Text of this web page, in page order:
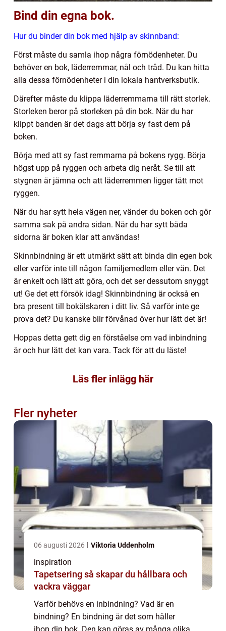
Bind din egna bok.
Hur du binder din bok med hjälp av skinnband:
Först måste du samla ihop några förnödenheter. Du
behöver en bok, läderremmar, nål och tråd. Du kan hitta
alla dessa förnödenheter i din lokala hantverksbutik.
Därefter måste du klippa läderremmarna till rätt storlek.
Storleken beror på storleken på din bok. När du har
klippt banden är det dags att börja sy fast dem på
boken.
Börja med att sy fast remmarna på bokens rygg. Börja
högst upp på ryggen och arbeta dig neråt. Se till att
stygnen är jämna och att läderremmen ligger tätt mot
ryggen.
När du har sytt hela vägen ner, vänder du boken och gör
samma sak på andra sidan. När du har sytt båda
sidorna är boken klar att användas!
Skinnbindning är ett utmärkt sätt att binda din egen bok
eller varför inte till någon familjemedlem eller vän. Det
är enkelt och lätt att göra, och det ser dessutom snyggt
ut! Ge det ett försök idag! Skinnbindning är också en
bra present till bokälskaren i ditt liv. Så varför inte ge
prova det? Du kanske blir förvånad över hur lätt det är!
Hoppas detta gett dig en förståelse om vad inbindning
är och hur lätt det kan vara. Tack för att du läste!
Läs fler inlägg här
Fler nyheter
06 augusti 2026 Viktoria Uddenholm
inspiration
Tapetsering så skapar du hållbara och
vackra väggar
Varför behövs en inbindning? Vad är en
bindning? En bindning är det som håller
ihop din bok. Den kan göras av många olika